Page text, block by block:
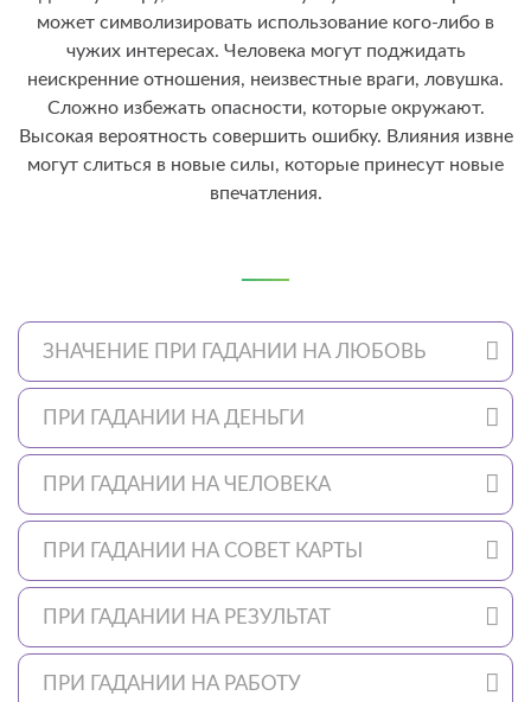
может символизировать использование кого-либо в
чужих интересах. Человека могут поджидать
неискренние отношения, неизвестные враги, ловушка.
Сложно избежать опасности, которые окружают.
Высокая вероятность совершить ошибку. Влияния извне
могут слиться в новые силы, которые принесут новые
впечатления.
ЗНАЧЕНИЕ ПРИ ГАДАНИИ НА ЛЮБОВЬ
ПРИ ГАДАНИИ НА ДЕНЬГИ
ПРИ ГАДАНИИ НА ЧЕЛОВЕКА
ПРИ ГАДАНИИ НА СОВЕТ КАРТЫ
ПРИ ГАДАНИИ НА РЕЗУЛЬТАТ
ПРИ ГАДАНИИ НА РАБОТУ